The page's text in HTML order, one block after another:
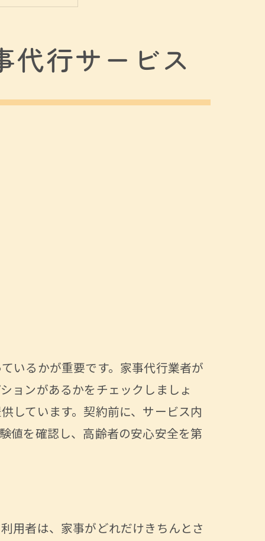
る安心感
代行サービス
いるかが重要です。家事代行業者が
ョンがあるかをチェックしましょ
しています。契約前に、サービス内
値を確認し、高齢者の安心安全を第
用者は、家事がどれだけきちんとさ